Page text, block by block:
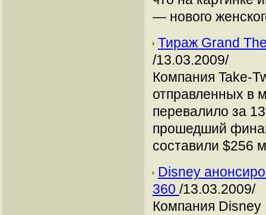
— нового
Тираж Grand
/13.03.2009/
Компания Take-
отправленных в
перевалило за
прошедший
составили $256
Disney
360 /13.03.2009/
Компания Disney